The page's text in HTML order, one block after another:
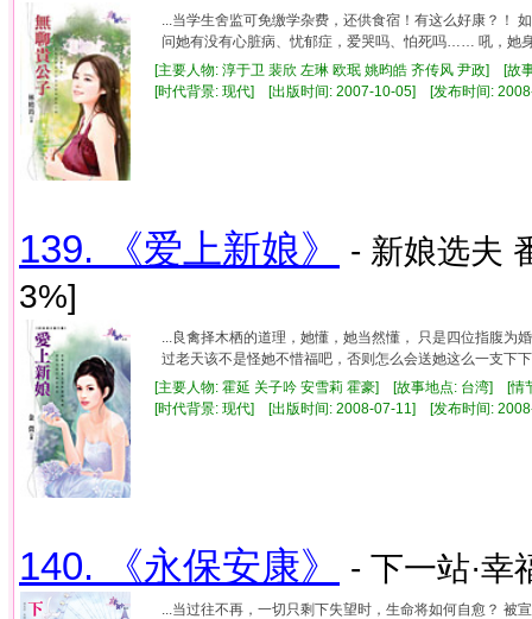
...当学生舍监可免缴学杂费，还供食宿！有这么好康？！
问她有没有心脏病、忧郁症，爱哭吗、怕死吗…… 吼，她
[主要人物: 淳于卫 裴欣 左琳 欧珉 姚昀皓 齐传风 尹政] [故
[时代背景: 现代] [出版时间: 2007-10-05] [发布时间:
139. 《爱上新娘》
- 新娘选夫
3%]
...良禽择木栖的道理，她懂，她当然懂， 只是四位指腹
过老天该不是怪她不惜福吧，否则怎么会送她这么一支下
[主要人物: 霍延 关子吟 安雪莉 霍豪] [故事地点: 台湾] [情
[时代背景: 现代] [出版时间: 2008-07-11] [发布时间:
140. 《永保安康》 - 下一站·
...当过往不再，一切只剩下失望时，生命将如何自愈？